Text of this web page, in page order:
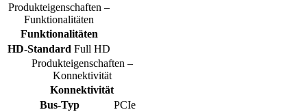
Produkteigenschaften –
Funktionalitäten
Funktionalitäten
HD-Standard Full HD
Produkteigenschaften –
Konnektivität
Konnektivität
Bus-Typ
PCIe